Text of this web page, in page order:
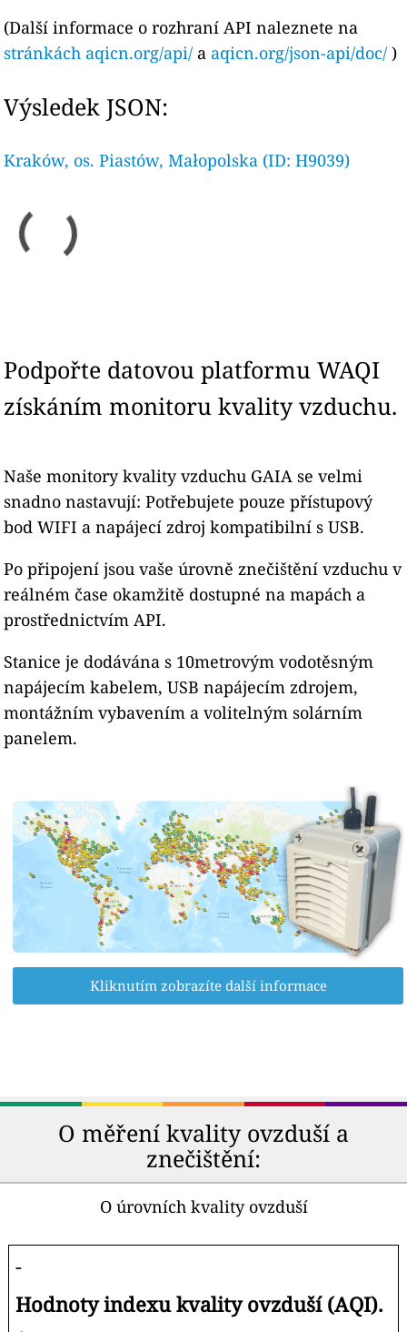
(Další informace o rozhraní API naleznete na
stránkách aqicn.org/api/ a aqicn.org/json-api/doc/ )
Výsledek JSON:
Kraków, os. Piastów, Małopolska (ID: H9039)
Podpořte datovou platformu WAQI
získáním monitoru kvality vzduchu.
Naše monitory kvality vzduchu GAIA se velmi
snadno nastavují: Potřebujete pouze přístupový
bod WIFI a napájecí zdroj kompatibilní s USB.
Po připojení jsou vaše úrovně znečištění vzduchu v
reálném čase okamžitě dostupné na mapách a
prostřednictvím API.
Stanice je dodávána s 10metrovým vodotěsným
napájecím kabelem, USB napájecím zdrojem,
montážním vybavením a volitelným solárním
panelem.
Kliknutím zobrazíte další informace
O měření kvality ovzduší a
znečištění:
O úrovních kvality ovzduší
-
Hodnoty indexu kvality ovzduší (AQI).